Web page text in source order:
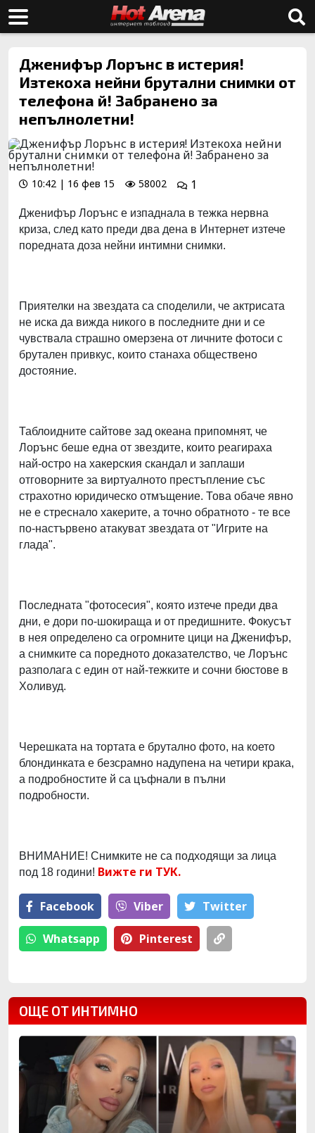
Дженифър Лорънс в истерия!
Изтекоха нейни брутални снимки от
телефона й! Забранено за
непълнолетни!
10:42 | 16 фев 15 58002 1
Дженифър Лорънс е изпаднала в тежка нервна
криза, след като преди два дена в Интернет изтече
поредната доза нейни интимни снимки.
Приятелки на звездата са споделили, че актрисата
не иска да вижда никого в последните дни и се
чувствала страшно омерзена от личните фотоси с
брутален привкус, които станаха обществено
достояние.
Таблоидните сайтове зад океана припомнят, че
Лорънс беше една от звездите, които реагираха
най-остро на хакерския скандал и заплаши
отговорните за виртуалното престъпление със
страхотно юридическо отмъщение. Това обаче явно
не е стреснало хакерите, а точно обратното - те все
по-настървено атакуват звездата от "Игрите на
глада".
Последната "фотосесия", която изтече преди два
дни, е дори по-шокираща и от предишните. Фокусът
в нея определено са огромните цици на Дженифър,
а снимките са поредното доказателство, че Лорънс
разполага с един от най-тежките и сочни бюстове в
Холивуд.
Черешката на тортата е брутално фото, на което
блондинката е безсрамно надупена на четири крака,
а подробностите й са цъфнали в пълни
подробности.
ВНИМАНИЕ! Снимките не са подходящи за лица
под 18 години! Вижте ги ТУК.
Facebook Viber Тwitter
Whatsapp Pinterest
ОЩЕ ОТ ИНТИМНО